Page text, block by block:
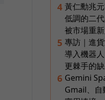
4 黃仁勳兆
低調的二
被市場重
5 專訪｜進
導入機器
更棘手的
6 Gemini
Gmail、自